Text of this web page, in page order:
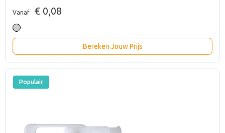
Vanaf € 0,08
Bereken Jouw Prijs
Populair